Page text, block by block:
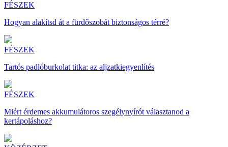
FÉSZEK
Hogyan alakítsd át a fürdőszobát biztonságos térré?
FÉSZEK
Tartós padlóburkolat titka: az aljzatkiegyenlítés
FÉSZEK
Miért érdemes akkumulátoros szegélynyírót választanod a
kertápoláshoz?